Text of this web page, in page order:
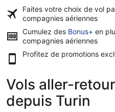
Faites votre choix de vol
compagnies aériennes
Cumulez des Bonus+ en
compagnies aériennes
Profitez de promotions
Vols aller-
depuis Turin